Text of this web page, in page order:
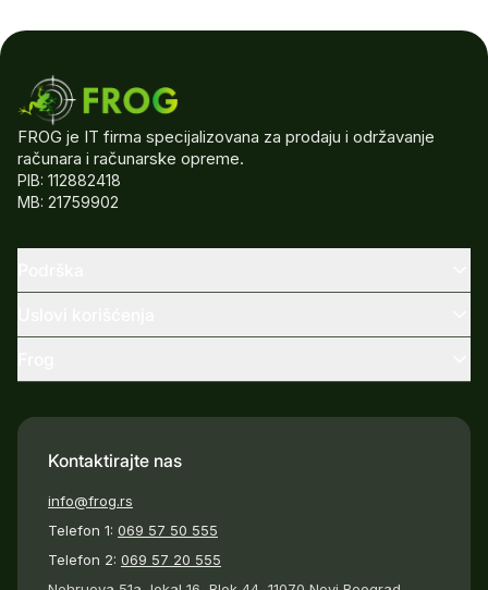
FROG je IT firma specijalizovana za prodaju i održavanje
računara i računarske opreme.
PIB: 112882418
MB: 21759902
Kontaktirajte nas
info@frog.rs
Telefon 1: 069 57 50 555
Telefon 2: 069 57 20 555